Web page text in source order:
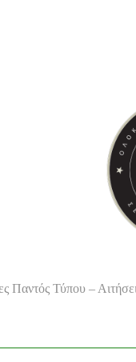
Παντός Τύπου –